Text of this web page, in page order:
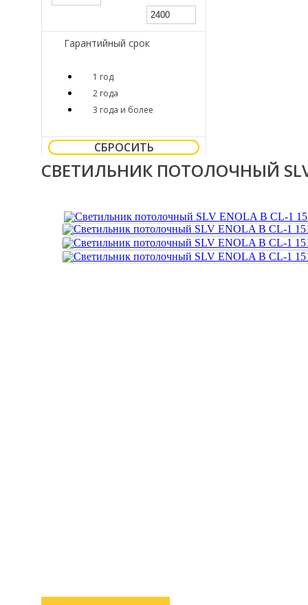
Гарантийный срок
1 год
2 года
3 года и более
СБРОСИТЬ
СВЕТИЛЬНИК ПОТОЛОЧНЫЙ SLV